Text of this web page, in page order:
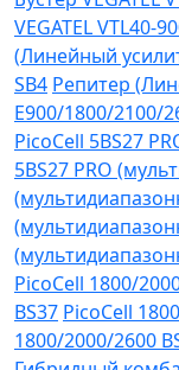
VEGATEL VTL40-
(Линейный
SB4 Репитер
Е900/1800/2100/
PicoCell 5BS27
5BS27 PRO
PicoCell 1800/
BS37 PicoCell
1800/2000/2600